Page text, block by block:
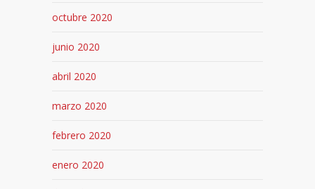
octubre 2020
junio 2020
abril 2020
marzo 2020
febrero 2020
enero 2020